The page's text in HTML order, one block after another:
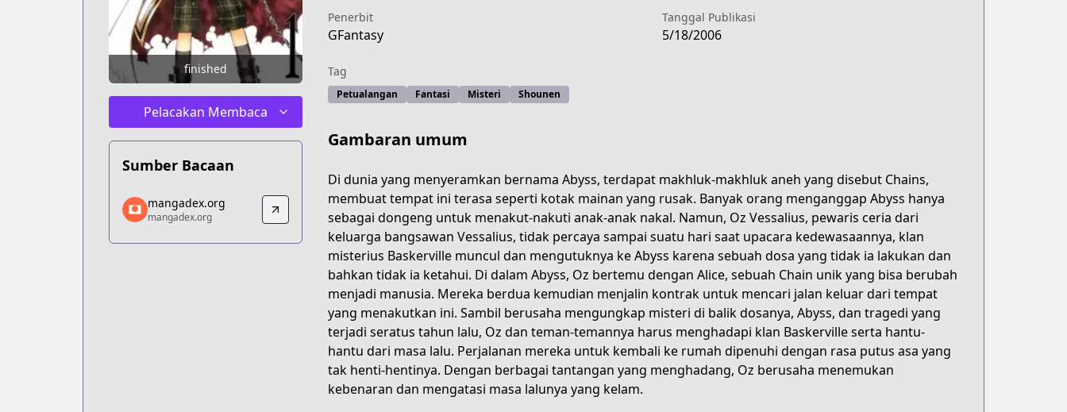
finished
Pelacakan Membaca
Sumber Bacaan
mangadex.org
mangadex.org
https://mangadex.org/title/c00cc3d9-f7c7-46da-95d5-8f5ae1e6fe57
mangadex.org
mangadex.org
Penerbit
GFantasy
Tanggal Publikasi
5/18/2006
Tag
Petualangan Fantasi Misteri Shounen
Gambaran umum
Di dunia yang menyeramkan bernama Abyss, terdapat makhluk-makhluk aneh yang disebut Chains,
membuat tempat ini terasa seperti kotak mainan yang rusak. Banyak orang menganggap Abyss hanya
sebagai dongeng untuk menakut-nakuti anak-anak nakal. Namun, Oz Vessalius, pewaris ceria dari
keluarga bangsawan Vessalius, tidak percaya sampai suatu hari saat upacara kedewasaannya, klan
misterius Baskerville muncul dan mengutuknya ke Abyss karena sebuah dosa yang tidak ia lakukan dan
bahkan tidak ia ketahui. Di dalam Abyss, Oz bertemu dengan Alice, sebuah Chain unik yang bisa berubah
menjadi manusia. Mereka berdua kemudian menjalin kontrak untuk mencari jalan keluar dari tempat
yang menakutkan ini. Sambil berusaha mengungkap misteri di balik dosanya, Abyss, dan tragedi yang
terjadi seratus tahun lalu, Oz dan teman-temannya harus menghadapi klan Baskerville serta hantu-
hantu dari masa lalu. Perjalanan mereka untuk kembali ke rumah dipenuhi dengan rasa putus asa yang
tak henti-hentinya. Dengan berbagai tantangan yang menghadang, Oz berusaha menemukan
kebenaran dan mengatasi masa lalunya yang kelam.